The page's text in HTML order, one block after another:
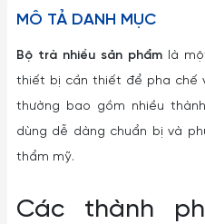
MÔ TẢ DANH MỤC
Bộ trà nhiều sản phẩm là
thiết bị cần thiết để pha chế
thường bao gồm nhiều
dùng dễ dàng chuẩn bị và
thẩm mỹ.
Các thành